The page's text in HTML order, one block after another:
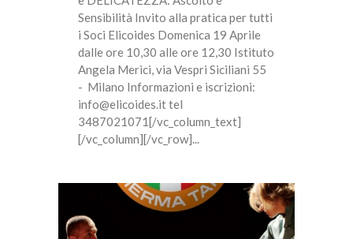
Sensibilità Invito alla pratica per tutti
i Soci Elicoides Domenica 19 Aprile
dalle ore 10,30 alle ore 12,30 Istituto
Angela Merici, via Vespri Siciliani 55
- Milano Informazioni e iscrizioni:
info@elicoides.it tel
3487021071[/vc_column_text]
[/vc_column][/vc_row]...